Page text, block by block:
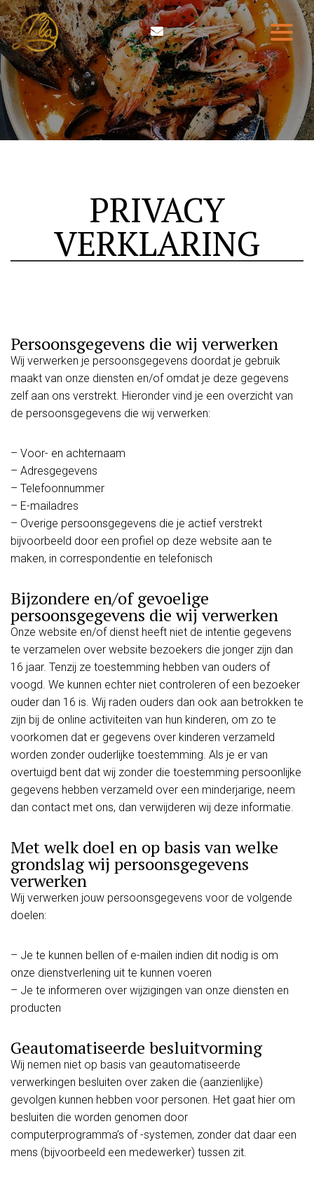
HOME
ETEN & DRINKEN
WIE ZIJN WIJ
CONTACT
PRIVACY
VERKLARING
Persoonsgegevens die wij verwerken
Wij verwerken je persoonsgegevens doordat je gebruik
maakt van onze diensten en/of omdat je deze gegevens
zelf aan ons verstrekt. Hieronder vind je een overzicht van
de persoonsgegevens die wij verwerken:
– Voor- en achternaam
– Adresgegevens
– Telefoonnummer
– E-mailadres
– Overige persoonsgegevens die je actief verstrekt
bijvoorbeeld door een profiel op deze website aan te
maken, in correspondentie en telefonisch
Bijzondere en/of gevoelige
persoonsgegevens die wij verwerken
Onze website en/of dienst heeft niet de intentie gegevens
te verzamelen over website bezoekers die jonger zijn dan
16 jaar. Tenzij ze toestemming hebben van ouders of
voogd. We kunnen echter niet controleren of een bezoeker
ouder dan 16 is. Wij raden ouders dan ook aan betrokken te
zijn bij de online activiteiten van hun kinderen, om zo te
voorkomen dat er gegevens over kinderen verzameld
worden zonder ouderlijke toestemming. Als je er van
overtuigd bent dat wij zonder die toestemming persoonlijke
gegevens hebben verzameld over een minderjarige, neem
dan contact met ons, dan verwijderen wij deze informatie.
Met welk doel en op basis van welke
grondslag wij persoonsgegevens
verwerken
Wij verwerken jouw persoonsgegevens voor de volgende
doelen:
– Je te kunnen bellen of e-mailen indien dit nodig is om
onze dienstverlening uit te kunnen voeren
– Je te informeren over wijzigingen van onze diensten en
producten
Geautomatiseerde besluitvorming
Wij nemen niet op basis van geautomatiseerde
verwerkingen besluiten over zaken die (aanzienlijke)
gevolgen kunnen hebben voor personen. Het gaat hier om
besluiten die worden genomen door
computerprogramma’s of -systemen, zonder dat daar een
mens (bijvoorbeeld een medewerker) tussen zit.